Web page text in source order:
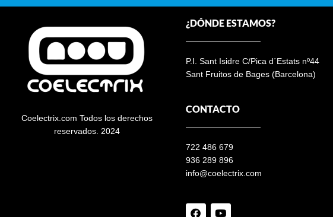
Coelectrix.com Todos los derechos
reservados. 2024
¿DÓNDE ESTAMOS?
P.I. Sant Isidre C/Pica d´Estats nº44
Sant Fruitos de Bages (Barcelona)
CONTACTO
722 486 679
936 289 896
info@coelectrix.com